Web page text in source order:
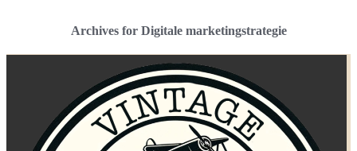
Archives for Digitale marketingstrategie